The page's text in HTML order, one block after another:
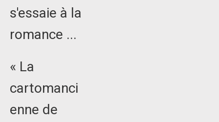
s'essaie à la
romance ...
« La
cartomanci
enne de